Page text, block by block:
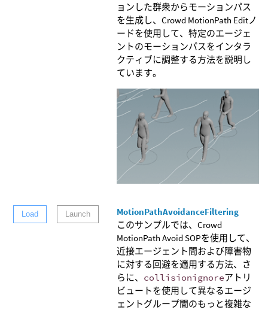
ョンした群衆からモーションパス
を生成し、Crowd MotionPath Editノ
ードを使用して、特定のエージェ
ントのモーションパスをインタラ
クティブに調整する方法を説明し
ています。
Load Launch
MotionPathAvoidanceFiltering
このサンプルでは、Crowd
MotionPath Avoid SOPを使用して、
近接エージェント間および障害物
に対する回避を適用する方法、さ
らに、 collisionignoreアトリ
ビュートを使用して異なるエージ
ェントグループ間のもっと複雑な